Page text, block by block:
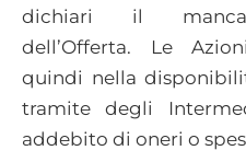
dichiari il
dell’Offerta. Le
quindi nella
tramite degli
addebito di oneri o